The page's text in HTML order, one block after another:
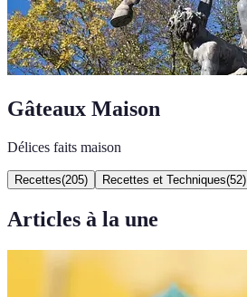
Gâteaux Maison
Délices faits maison
Recettes(205) Recettes et Techniques(52)
Articles à la une